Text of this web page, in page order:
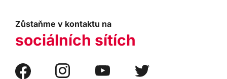
Zůstaňme v kontaktu na
sociálních sítích